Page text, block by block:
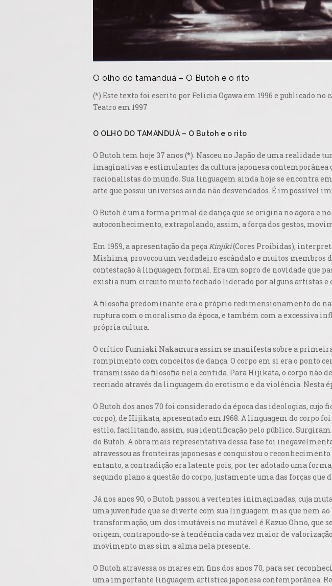
O olho do tamanduá – O Butoh e o rito
(*) Este texto foi escrito por Felicia Ogawa em 1996 e publicado no
Teatro em 1997
O OLHO DO TAMANDUÁ – O Butoh e o rito
O Butoh tem hoje 37 anos (*). Nasceu no Japão de uma realidade
imaginativas e estimulantes da cultura japonesa contemporânea
racionalistas do mundo. Sua linguagem ainda hoje se encontra
arte que possui universos ainda não desvendados. É impossível
O Butoh é uma forma primal de dança que se origina no agorae no
autoconhecimento, extrapolando, assim, a força dos gestos,
Em 1959, a apresentação da peçaKinjiki(Cores Proibidas),
Mishima, provocou um verdadeiro escândalo e muitos membros
contestação à linguagem formal. Era um sopro de novidade que
existia num circuito muito fechado liderado por alguns artistas e
A filosofia predominante era o próprio redimensionamento do
ruptura com o moralismo da época, e também com a excessiva
própria cultura.
O crítico Fumiaki Nakamura assim se manifesta sobre a primeira
rompimento com conceitos de dança. O corpo em si era o ponto
transmissão da filosofia nela contida. Para Hijikata, o corpo não
recriado através da linguagem do erotismo e da violência. Nesta
O Butoh dos anos 70 foi considerado da época das ideologias, cujo
corpo), de Hijikata, apresentado em 1968. A linguagem do corpo
estilo, facilitando, assim, sua identificação pelo público.
do Butoh. A obra mais representativa dessa fase foi
atravessou as fronteiras japonesas e conquistou o
entanto, a contradição era latente pois, por ter adotado uma
segundo plano a questão do corpo, justamente uma das forças que
Já nos anos 90, o Butoh passou a vertentes inimaginadas, cuja
uma juventude que se diverte com sua linguagem mas que nem
transformação, um dos imutáveis no mutável é Kazuo Ohno, que
origem, contrapondo-se à tendência cada vez maior de
movimento mas sim a alma nela presente.
O Butoh atravessa os mares em fins dos anos 70, para ser
uma importante linguagem artística japonesa contemporânea.